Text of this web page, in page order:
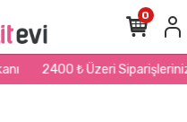
Üzeri Siparişlerinizde Kargo
0